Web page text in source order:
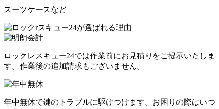
スーツケースなど
ロックレスキュー24では作業前にお見積りをご提示いたしま
す。作業後の追加請求もございません。
年中無休で鍵のトラブルに駆けつけます。お困りの際はいつ